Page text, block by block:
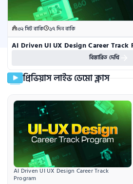
৩২ সিট বাকি ১৭ দিন বাকি
AI Driven UI UX Design Career Track
বিস্তারিত দেখি
প্রিভিয়াস লাইভ ডেমো ক্লাস
AI Driven UI UX Design Career Track
Program